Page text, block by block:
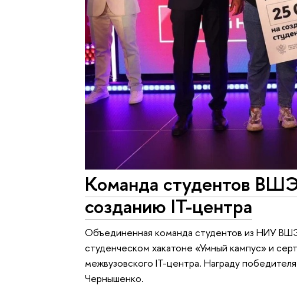
Команда студентов
созданию IT-центра
Объединенная команда студентов из НИУ
студенческом хакатоне «Умный кампус» и
межвузовского IT-центра. Награду
Чернышенко.